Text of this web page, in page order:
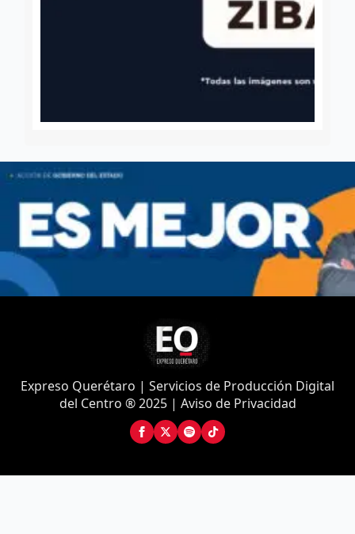
Expreso Querétaro | Servicios de Producción Digital
del Centro ® 2025 | Aviso de Privacidad